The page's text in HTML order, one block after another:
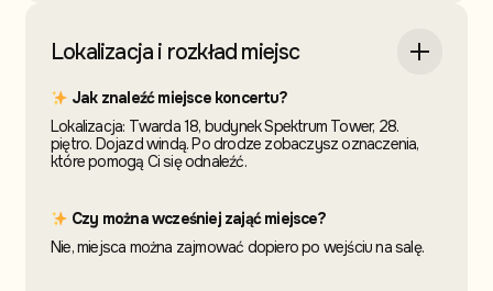
Lokalizacja i rozkład miejsc
Jak znaleźć miejsce koncertu?
Lokalizacja: Twarda 18, budynek Spektrum Tower, 28.
piętro. Dojazd windą. Po drodze zobaczysz oznaczenia,
które pomogą Ci się odnaleźć.
Czy można wcześniej zająć miejsce?
Nie, miejsca można zajmować dopiero po wejściu na salę.